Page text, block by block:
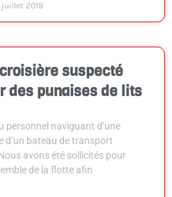
juillet 2019
suspecté
des punaises de lits
personnel naviguant d’une
d’un bateau de transport
avons été sollicités pour
de la flotte afin